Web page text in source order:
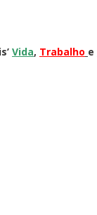
Vida, Trabalho e